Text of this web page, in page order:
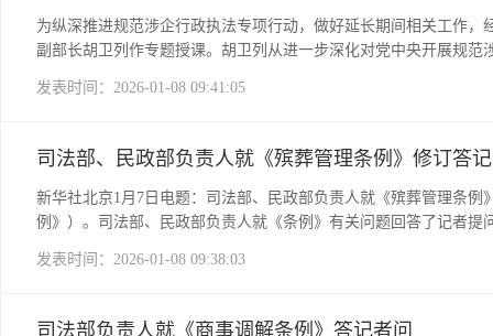
为纵深推进规范涉企行政执法专项行动，做好延长期间相关工作
副部长胡卫列作专题授课。胡卫列从进一步深化对党中央开展规
范涉企执法长效机制、准确理解把握新出台的《行政执法监督条
心，稳定市场预期，优化营商环境，纵深推进全国统一大市场建
国家监委机关、中央政法委、最高人民法院、最高人民检察院有
负责同志，司法部和地方专项行动工作专班全体人员近11万人参加
发表时间：2026-01-08 09:41:05
司法部、民政部负责人就《殡葬管理条例》修订答
新华社北京1月7日电题：司法部、民政部负责人就《殡葬管理条
例》）。司法部、民政部负责人就《条例》有关问题回答了记者
要修订现行《条例》。问：修订《条例》的总体思路是什么？答
高度关切，加强和规范殡葬服务管理，《条例》规定：一是突出
发表时间：2026-01-08 09:38:03
司法部负责人就《商事调解条例》答记者问